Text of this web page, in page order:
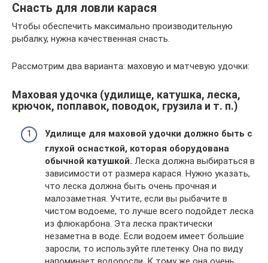
Снасть для ловли карася
Чтобы обеспечить максимально производительную
рыбалку, нужна качественная снасть.
Рассмотрим два варианта: маховую и матчевую удочки:
Маховая удочка (удилище, катушка, леска,
крючок, поплавок, поводок, грузила и т. п.)
Удилище для маховой удочки должно быть с
глухой оснасткой, которая оборудована
обычной катушкой. Леска должна выбираться в
зависимости от размера карася. Нужно указать,
что леска должна быть очень прочная и
малозаметная. Учтите, если вы рыбачите в
чистом водоеме, то лучше всего подойдет леска
из флюкарбона. Эта леска практически
незаметна в воде. Если водоем имеет большие
заросли, то используйте плетенку. Она по виду